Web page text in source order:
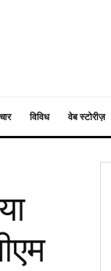
विविध वेब स्टोरीज़